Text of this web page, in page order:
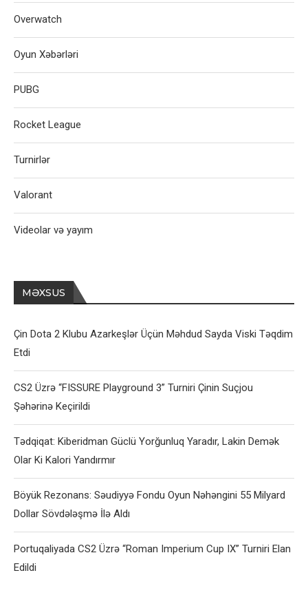
Overwatch
Oyun Xəbərləri
PUBG
Rocket League
Turnirlər
Valorant
Videolar və yayım
MƏXSUS
Çin Dota 2 Klubu Azarkeşlər Üçün Məhdud Sayda Viski Təqdim
Etdi
CS2 Üzrə “FISSURE Playground 3” Turniri Çinin Suçjou
Şəhərinə Keçirildi
Tədqiqat: Kiberidman Güclü Yorğunluq Yaradır, Lakin Demək
Olar Ki Kalori Yandırmır
Böyük Rezonans: Səudiyyə Fondu Oyun Nəhəngini 55 Milyard
Dollar Sövdələşmə İlə Aldı
Portuqaliyada CS2 Üzrə “Roman Imperium Cup IX” Turniri Elan
Edildi